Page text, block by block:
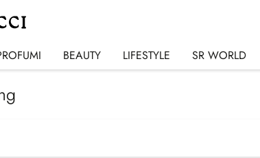
BEAUTY LIFESTYLE SR WORLD